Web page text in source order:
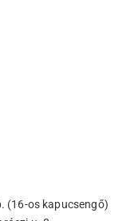
(16-os kapucsengő)